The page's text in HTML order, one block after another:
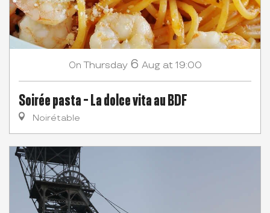
On Thursday 6 Aug at 19:00
Soirée pasta - La dolce vita au BDF
Noirétable